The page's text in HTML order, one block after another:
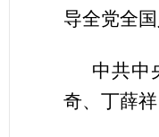
导全党全
中共中
奇、丁薛